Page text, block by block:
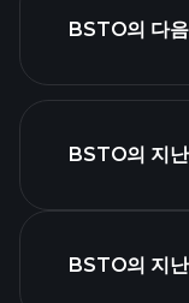
BSTO의 다
BSTO의 지
BSTO의 지